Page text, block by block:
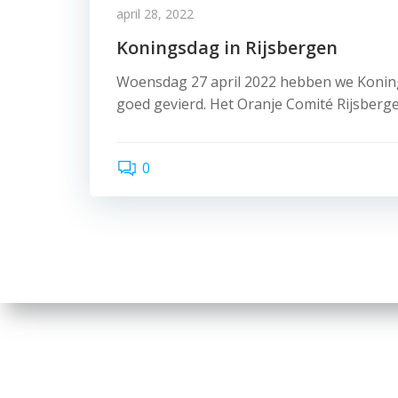
april 28, 2022
Koningsdag in Rijsbergen
Woensdag 27 april 2022 hebben we
goed gevierd. Het Oranje Comité
0